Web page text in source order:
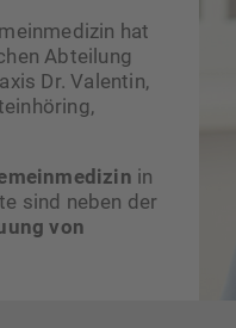
hat
Abteilung
Dr. Valentin,
in
sind neben der
von